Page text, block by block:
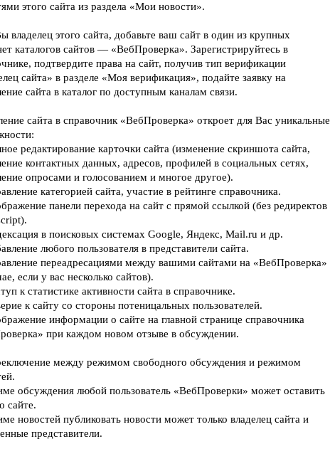
этого сайта из раздела «Мои новости».
владелец этого сайта, добавьте ваш сайт в один из крупных
каталогов сайтов — «ВебПроверка». Зарегистрируйтесь в
подтвердите права на сайт, получив тип верификации
сайта» в разделе «Моя верификация», подайте заявку на
сайта в каталог по доступным каналам связи.
сайта в справочник «ВебПроверка» откроет для Вас уникальные
редактирование карточки сайта (изменение скриншота сайта,
контактных данных, адресов, профилей в социальных сетях,
опросами и голосованием и многое другое).
категорией сайта, участие в рейтинге справочника.
панели перехода на сайт с прямой ссылкой (без редиректов
в поисковых системах Google, Яндекс, Mail.ru и др.
любого пользователя в представители сайта.
переадресациями между вашими сайтами на «ВебПроверка»
если у вас несколько сайтов).
к статистике активности сайта в справочнике.
к сайту со стороны потеницальных пользователей.
информации о сайте на главной странице справочника
при каждом новом отзыве в обсуждении.
между режимом свободного обсуждения и режимом
обсуждения любой пользователь «ВебПроверки» может оставить
сайте.
новостей публиковать новости может только владелец сайта и
представители.